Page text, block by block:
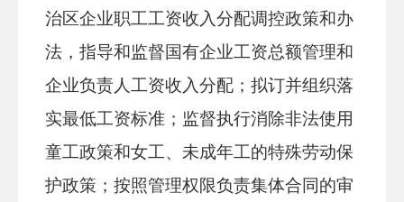
治区企业职工工资收入分配调控政策和办
法，指导和监督国有企业工资总额管理和
企业负责人工资收入分配；拟订并组织落
实最低工资标准；监督执行消除非法使用
童工政策和女工、未成年工的特殊劳动保
护政策；按照管理权限负责集体合同的审